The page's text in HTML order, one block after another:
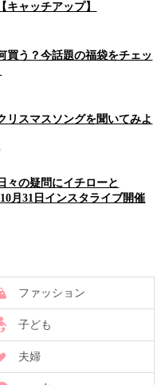
キャッチアップ】
買う？今話題の福袋をチェッ
リスマスソングを聞いてみよ
々の疑問にイチローと
月31日インスタライブ開催
ファッション
子ども
夫婦